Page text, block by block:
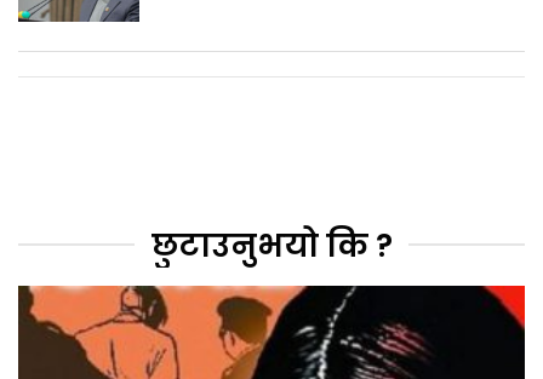
छुटाउनुभयो कि ?